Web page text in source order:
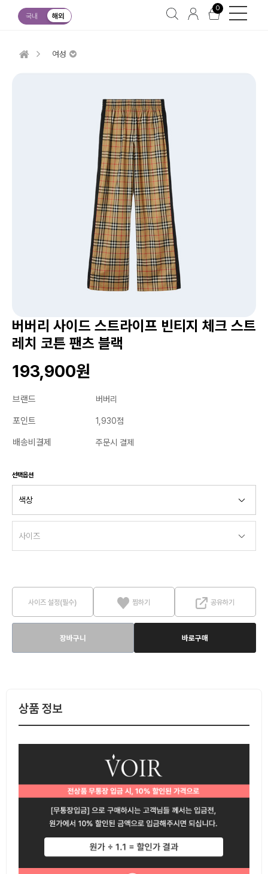
국내 해외
0
여성
버버리 사이드 스트라이프 빈티지 체크 스트
레치 코튼 팬츠 블랙
193,900원
브랜드 버버리
포인트 1,930점
배송비결제 주문시 결제
선택옵션
사이즈 설정(필수) 찜하기 공유하기
장바구니 바로구매
상품 정보